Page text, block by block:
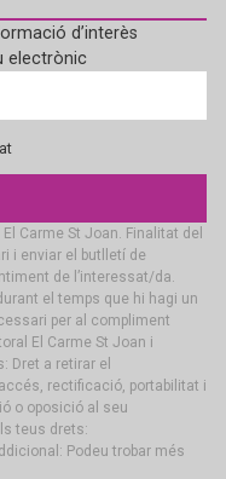
d’interès
electrònic
Carme St Joan. Finalitat del
i enviar el butlletí de
de l’interessat/da.
el temps que hi hagi un
per al compliment
El Carme St Joan i
Dret a retirar el
rectificació, portabilitat i
o oposició al seu
teus drets:
Podeu trobar més